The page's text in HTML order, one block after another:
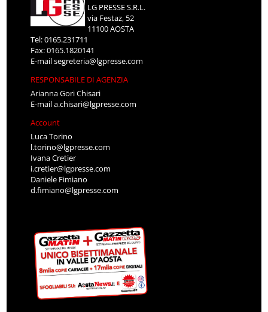
LG PRESSE S.R.L.
via Festaz, 52
11100 AOSTA
Tel: 0165.231711
Fax: 0165.1820141
E-mailsegreteria@lgpresse.com
RESPONSABILE DI AGENZIA
Arianna Gori Chisari
E-maila.chisari@lgpresse.com
Account
Luca Torino
l.torino@lgpresse.com
Ivana Cretier
i.cretier@lgpresse.com
Daniele Fimiano
d.fimiano@lgpresse.com